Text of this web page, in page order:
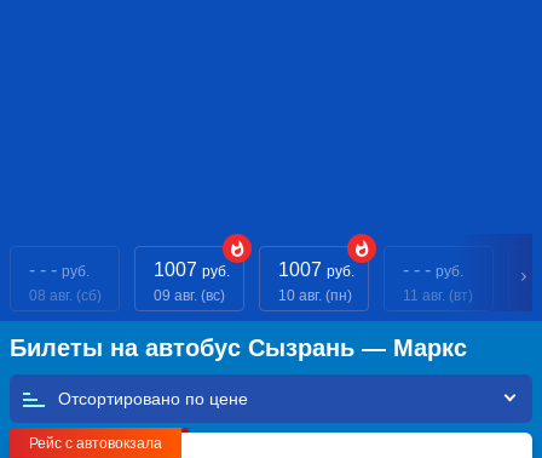
- - - руб.
08 авг. (сб)
1007 руб.
09 авг. (вс)
1007 руб.
10 авг. (пн)
- - - руб.
11 авг. (вт)
Билеты на автобус Сызрань — Маркс
Отсортировано по
Рейс с автовокзала